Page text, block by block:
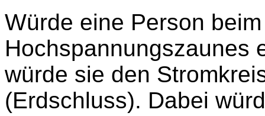
Würde eine Person
Hochspannungszaunes
würde sie den
(Erdschluss). Dabei